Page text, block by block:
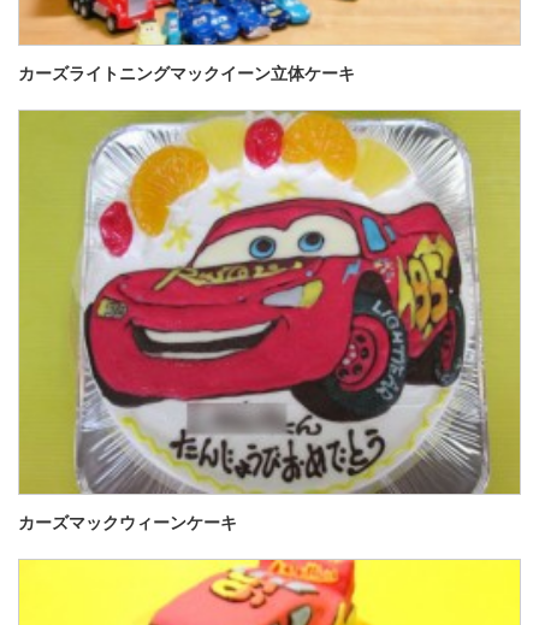
カーズライトニングマックイーン立体ケーキ
カーズマックウィーンケーキ